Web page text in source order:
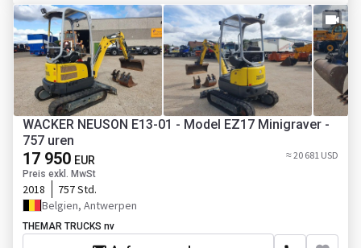
El.Fensterheber
El.Spiegel
Zentralverriegelung
Klimaanlage
Tempomat
Sitzheizung
Airbag
Gewicht
7200 kg
Leergewicht
5175 kg
Gesamtgewicht
7200 kg
Länge
8580 mm
Breite
2360 mm
Höhe
Max. Geschwindigkeit
Kraftbedarf
WACKER NEUSON E13-01 - Model EZ17 Minigraver -
757 uren
17 950 EUR
Preis exkl. MwSt
≈ 20 681 USD
2018
757 Std.
Belgien, Antwerpen
THEMAR TRUCKS nv